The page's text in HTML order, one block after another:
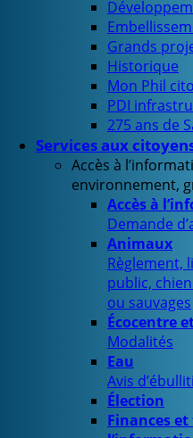
Grands
Historique
Mon Phil
PDI
275 ans de
Services aux
Accès à
environnement,
Accès à
Demande
Animaux
Règlement,
public,
ou sauvages
Écocentre
Modalités
Eau
Avis
Élection
Finances